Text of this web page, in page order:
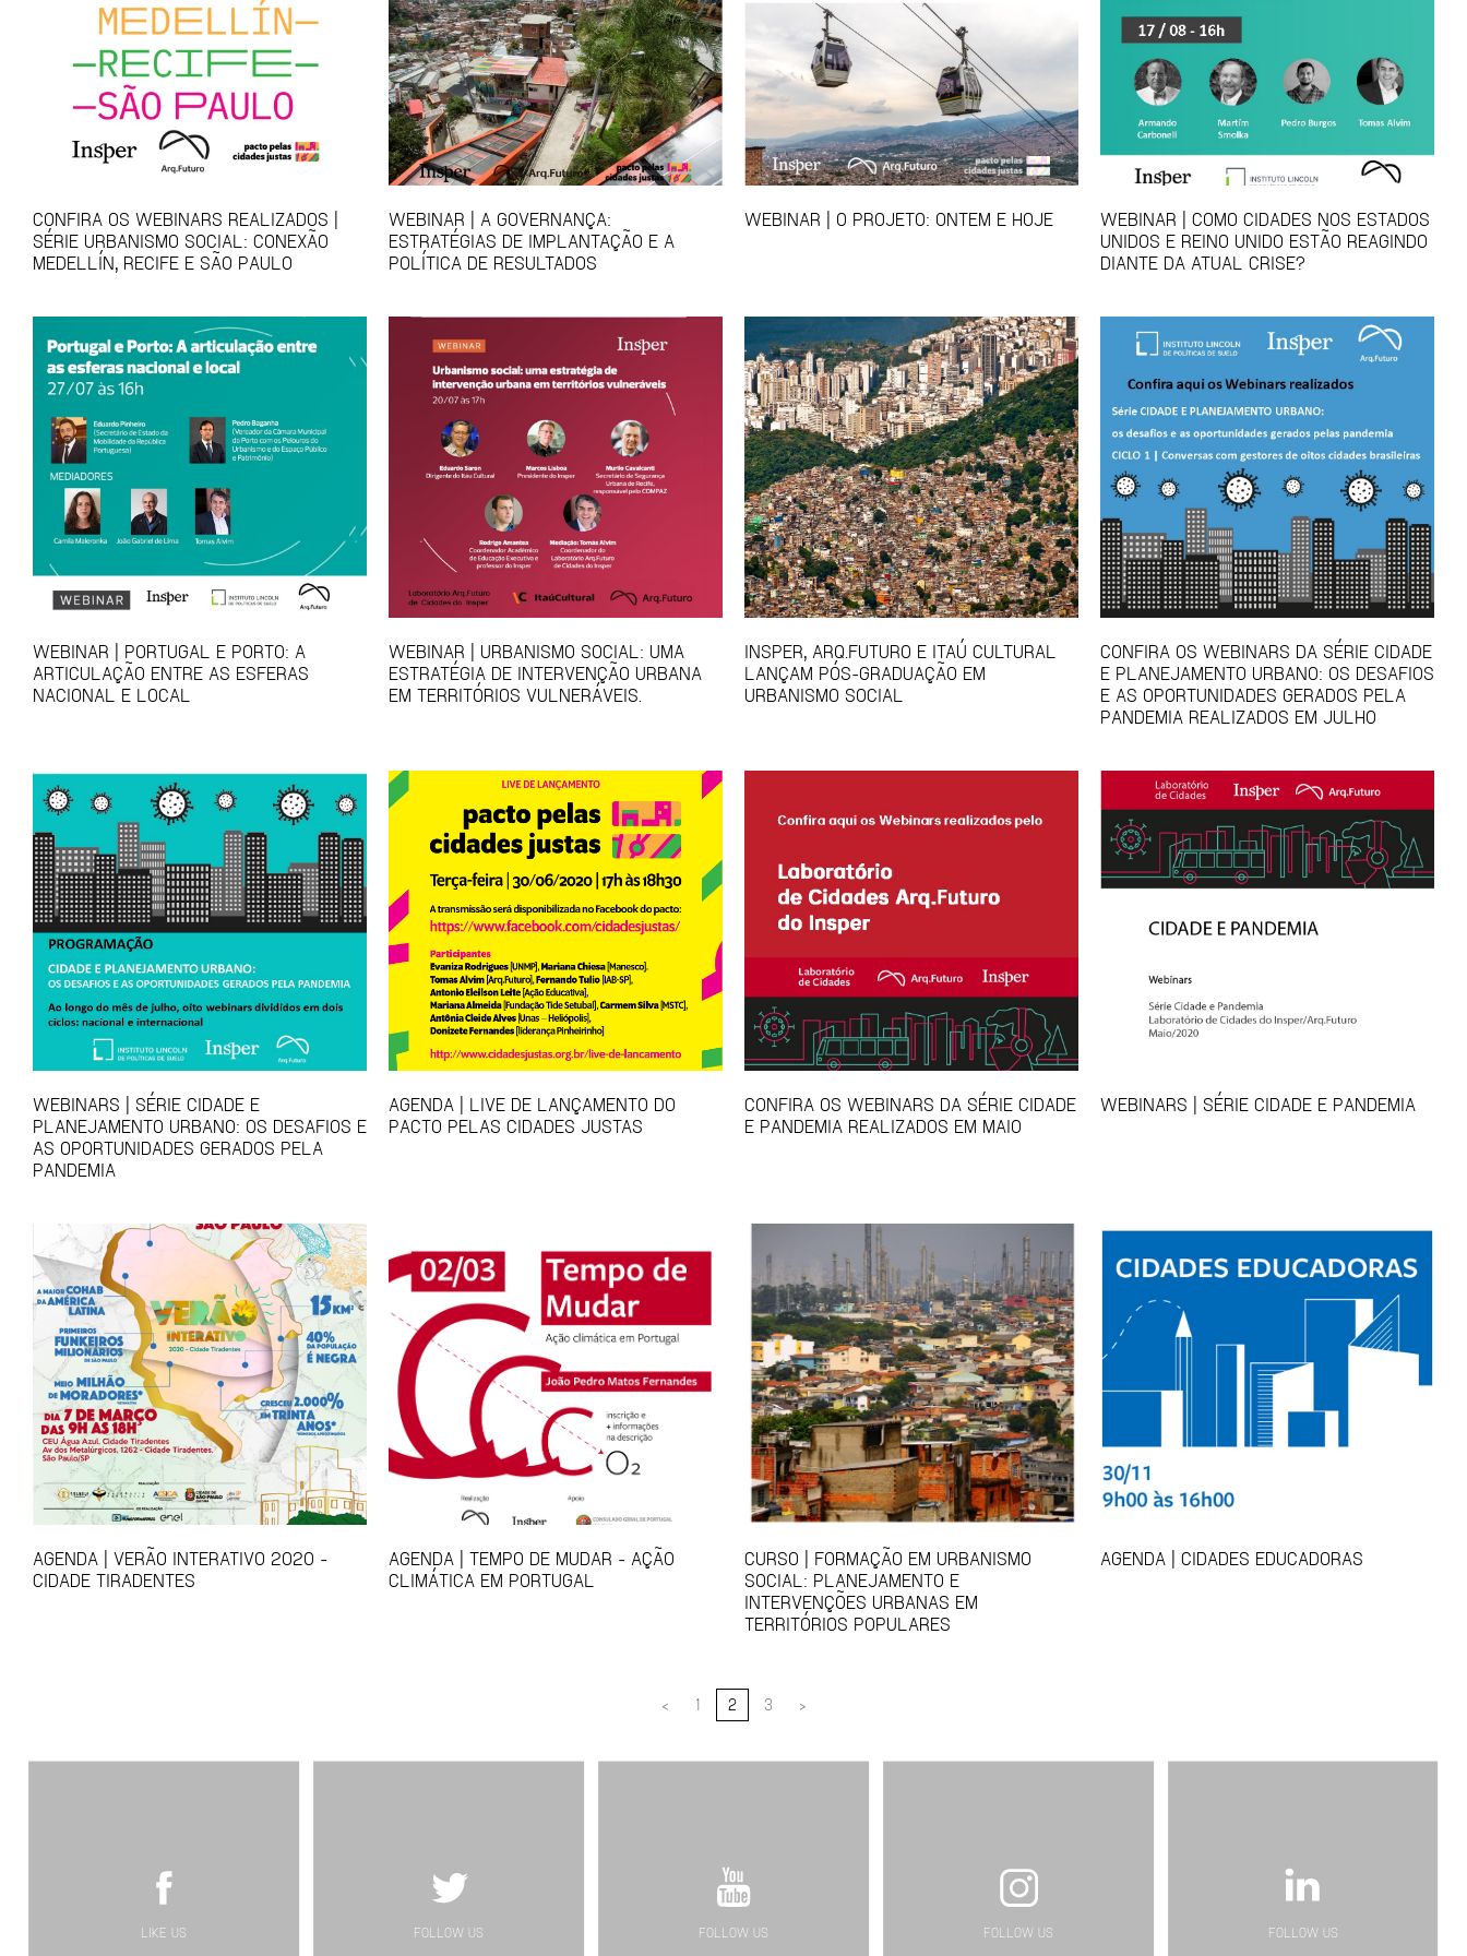
CONFIRA OS WEBINARS REALIZADOS |
SÉRIE URBANISMO SOCIAL: CONEXÃO
MEDELLÍN, RECIFE E SÃO PAULO
WEBINAR | A GOVERNANÇA:
ESTRATÉGIAS DE IMPLANTAÇÃO E A
POLÍTICA DE RESULTADOS
WEBINAR | O PROJETO: ONTEM E HOJE
WEBINAR | COMO CIDADES NOS ESTADOS
UNIDOS E REINO UNIDO ESTÃO REAGINDO
DIANTE DA ATUAL CRISE?
WEBINAR | PORTUGAL E PORTO: A
ARTICULAÇÃO ENTRE AS ESFERAS
NACIONAL E LOCAL
WEBINAR | URBANISMO SOCIAL: UMA
ESTRATÉGIA DE INTERVENÇÃO URBANA
EM TERRITÓRIOS VULNERÁVEIS.
INSPER, ARQ.FUTURO E ITAÚ CULTURAL
LANÇAM PÓS-GRADUAÇÃO EM
URBANISMO SOCIAL
CONFIRA OS WEBINARS DA SÉRIE CIDADE
E PLANEJAMENTO URBANO: OS DESAFIOS
E AS OPORTUNIDADES GERADOS PELA
PANDEMIA REALIZADOS EM JULHO
WEBINARS | SÉRIE CIDADE E
PLANEJAMENTO URBANO: OS DESAFIOS E
AS OPORTUNIDADES GERADOS PELA
PANDEMIA
AGENDA | LIVE DE LANÇAMENTO DO
PACTO PELAS CIDADES JUSTAS
CONFIRA OS WEBINARS DA SÉRIE CIDADE
E PANDEMIA REALIZADOS EM MAIO
WEBINARS | SÉRIE CIDADE E PANDEMIA
AGENDA | VERÃO INTERATIVO 2020 -
CIDADE TIRADENTES
AGENDA | TEMPO DE MUDAR - AÇÃO
CLIMÁTICA EM PORTUGAL
CURSO | FORMAÇÃO EM URBANISMO
SOCIAL: PLANEJAMENTO E
INTERVENÇÕES URBANAS EM
TERRITÓRIOS POPULARES
AGENDA | CIDADES EDUCADORAS
< 1 2 3 >
LIKE US FOLLOW US FOLLOW US FOLLOW US FOLLOW US